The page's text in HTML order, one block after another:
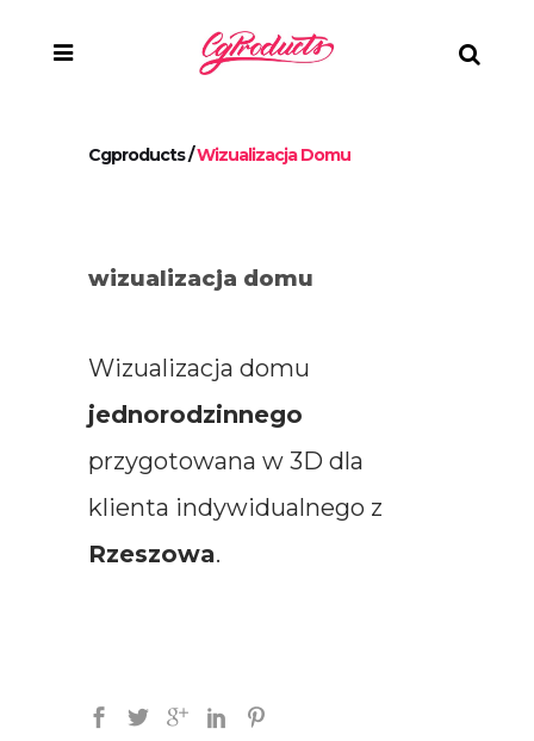
Cgproducts/Wizualizacja Domu
wizualizacja domu
Wizualizacja domu
jednorodzinnego
przygotowana w 3D dla
klienta indywidualnego z
Rzeszowa.